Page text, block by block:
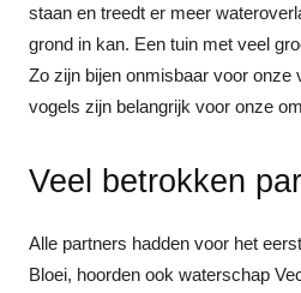
staan en treedt er meer
grond in kan. Een tuin met veel
Zo zijn bijen onmisbaar voor
vogels zijn belangrijk voor onze
Veel betrokken
Alle partners hadden voor het
Bloei, hoorden ook waterschap